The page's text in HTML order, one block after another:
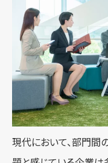
現代において、部門